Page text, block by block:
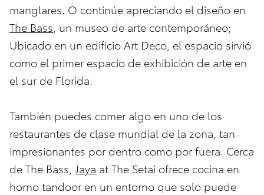
manglares. O continúe apreciando el diseño en
The Bass , un museo de arte contemporáneo;
Ubicado en un edificio Art Deco, el espacio sirvió
como el primer espacio de exhibición de arte en
el sur de Florida.
También puedes comer algo en uno de los
restaurantes de clase mundial de la zona, tan
impresionantes por dentro como por fuera. Cerca
de The Bass, Jaya at The Setai ofrece cocina en
horno tandoor en un entorno que solo puede